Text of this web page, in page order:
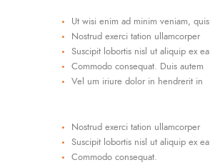
Ut wisi enim ad minim veniam, quis
Nostrud exerci tation ullamcorper
Suscipit lobortis nisl ut aliquip ex ea
Commodo consequat. Duis autem
Vel um iriure dolor in hendrerit in
Nostrud exerci tation ullamcorper
Suscipit lobortis nisl ut aliquip ex ea
Commodo consequat.